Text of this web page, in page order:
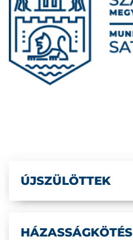
ÚJSZÜLÖTTEK
HÁZASSÁGKÖTÉS